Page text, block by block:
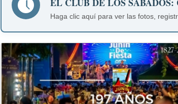
Haga clic aquí para ver las fotos,